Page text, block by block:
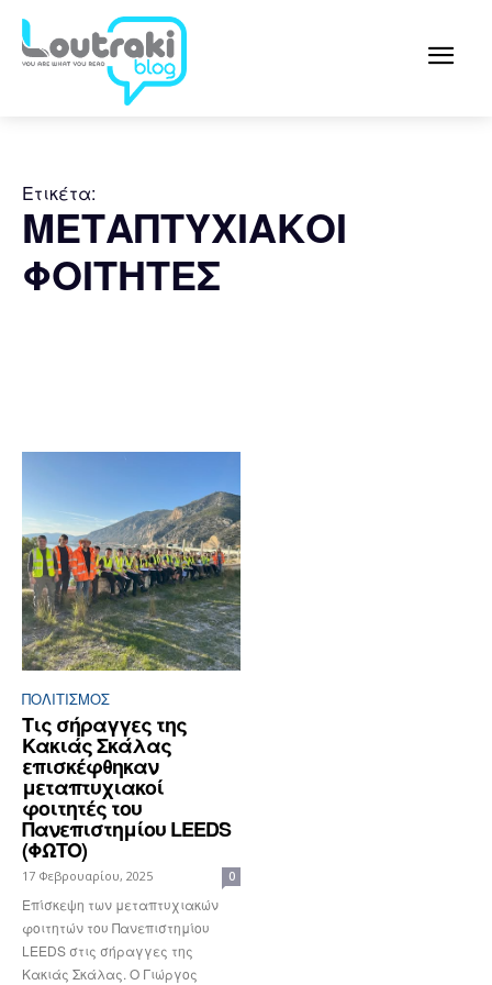
Ετικέτα:
ΜΕΤΑΠΤΥΧΙΑΚΟΙ
ΦΟΙΤΗΤΕΣ
ΠΟΛΙΤΙΣΜΟΣ
Tις σήραγγες της
Κακιάς Σκάλας
επισκέφθηκαν
μεταπτυχιακοί
φοιτητές του
Πανεπιστημίου LEEDS
(ΦΩΤΟ)
17 Φεβρουαρίου, 2025 0
Επίσκεψη των μεταπτυχιακών
φοιτητών του Πανεπιστημίου
LEEDS στις σήραγγες της
Κακιάς Σκάλας. Ο Γιώργος